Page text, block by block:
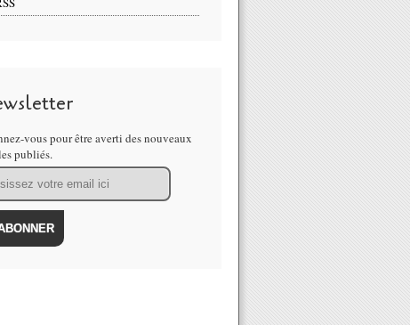
vous pour être averti des nouveaux
publiés.